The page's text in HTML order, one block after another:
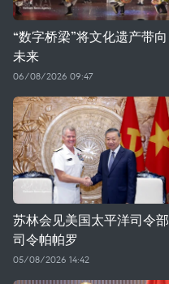
“数字桥梁”将文化遗产带向
未来
06/08/2026 09:47
苏林会见美国太平洋司令部
司令帕帕罗
05/08/2026 14:42